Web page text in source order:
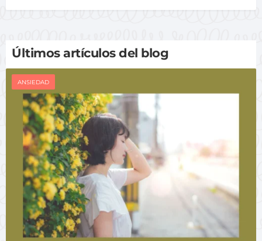
Últimos artículos del blog
ANSIEDAD